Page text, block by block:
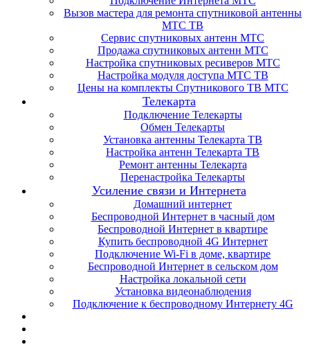
Вызов мастера для ремонта спутниковой антенны
МТС ТВ
Сервис спутниковых антенн МТС
Продажа спутниковых антенн МТС
Настройка спутниковых ресиверов МТС
Настройка модуля доступа МТС ТВ
Цены на комплекты Спутникового ТВ МТС
Телекарта
Подключение Телекарты
Обмен Телекарты
Установка антенны Телекарта ТВ
Настройка антенн Телекарта ТВ
Ремонт антенны Телекарта
Перенастройка Телекарты
Усиление связи и Интернета
Домашний интернет
Беспроводной Интернет в часный дом
Беспроводной Интернет в квартире
Купить беспроводной 4G Интернет
Подключение Wi-Fi в доме, квартире
Беспроводной Интернет в сельском дом
Настройка локальной сети
Установка видеонаблюдения
Подключение к беспроводному Интернету 4G